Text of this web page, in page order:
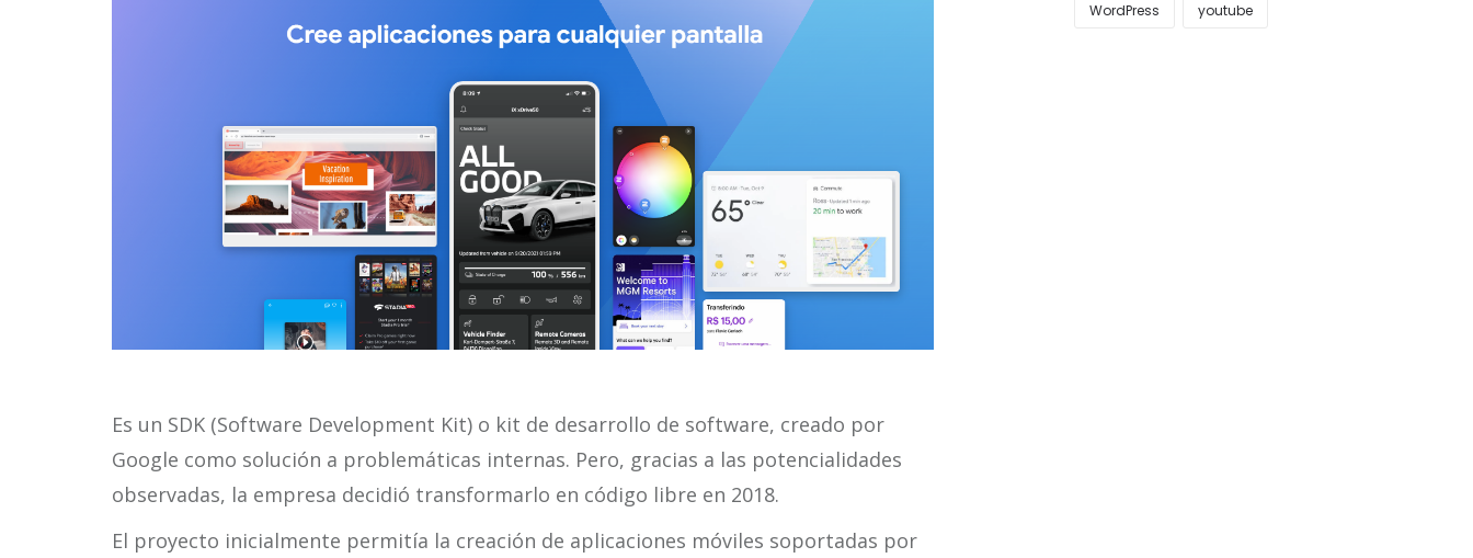
Es un SDK (Software Development Kit) o kit de desarrollo de software, creado por
Google como solución a problemáticas internas. Pero, gracias a las potencialidades
observadas, la empresa decidió transformarlo en código libre en 2018.
El proyecto inicialmente permitía la creación de aplicaciones móviles soportadas por
WordPress youtube